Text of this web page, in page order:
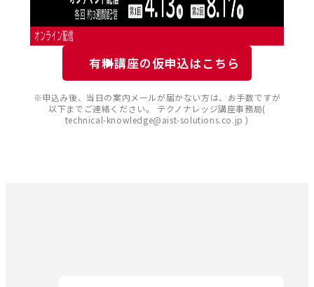
有料講座の仮申込はこちら
※申込み後、当日の案内メールが届かない方は、お手数ですが
以下までご連絡ください。 テクノナレッジ講座事務局(
technical-knowledge@aist-solutions.co.jp )